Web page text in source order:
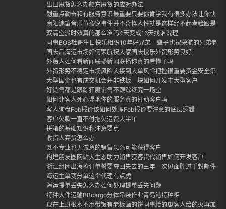
出口甩货怎么办船东甩货的应对办法
划重点勤奋和有服务意识最重要只要你肯学我有很多办法让你快
南阳迷笛音乐节盗窃事件并不奇怪人性就是这样经不起考验跟是否
双清空派时效真的那么准吗4天变成16天找谁说理
同事BOB杜哥生日快乐相识10年好兄弟一辈子也祝荣航的兄弟老
国庆后海运市场如何荣航祝大家国庆快乐外贸形势良好
外贸人如何看新闻联播新闻联播你真的看懂了吗
外贸形势不稳定市场风险大接到大单风险把控很重要资金安全第一
大型国企也有成交机会并非铁板一块如何开发中大型客户
好销售都是跟踪狂魔销售不跟踪终究一场空
如何让客人死心塌地你的服务真的打动客户吗
客人询盘Fob报价该如何处理Fob报价要注意的底层逻辑
客户欠款一直不付拖欠运费大半年
拼箱的基础知识和注意要点
收货人弃货怎么办
既不专业也无诚意的销售怎么可能获得客户
构建朋友圈网站大生态助力销售获客货代销售如何开发客户
浙江组团出海抢订单誓要夺回失去的三年一次见面胜过千封邮件外
海运主单变分单这个代理有点虎
海运提单丢失怎么办如何处理提单丢失问题
特种大件运输BBcargo分体吊装作业青岛港特种柜
现在上班根本不用带饭有老板画的饼同事给的瓜客人给的火再加上